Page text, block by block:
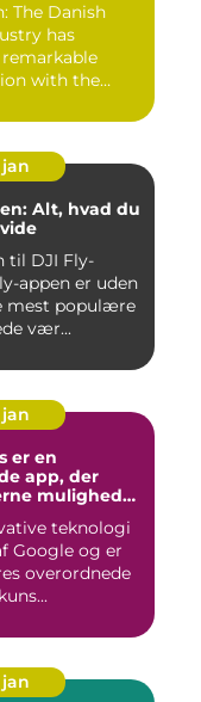
The Danish
has
with the
jan
Alt, hvad du
til DJI Fly-
mest populære
vær...
jan
er en
app, der
mulighed
ser, ved blot
på
teknologi
Google og er
overordnede
jan